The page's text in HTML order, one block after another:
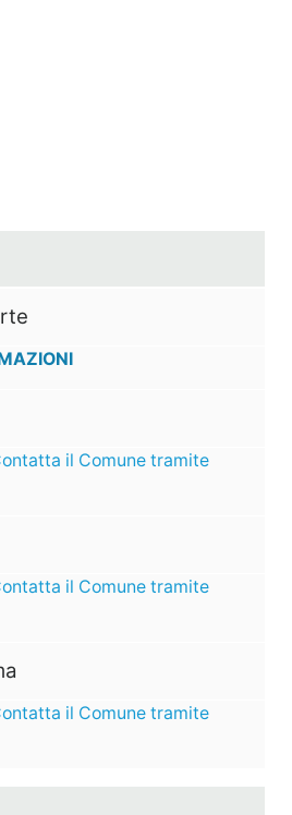
il Comune tramite
il Comune tramite
il Comune tramite